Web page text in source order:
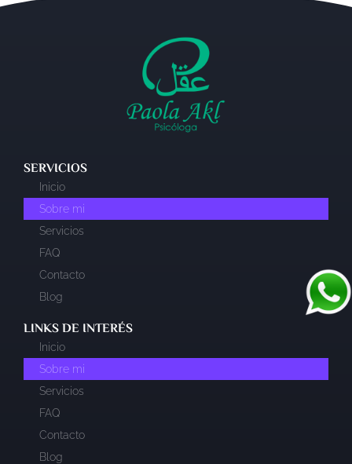
SERVICIOS
Inicio
Sobre mi
Servicios
FAQ
Contacto
Blog
LINKS DE INTERÉS​
Inicio
Sobre mi
Servicios
FAQ
Contacto
Blog